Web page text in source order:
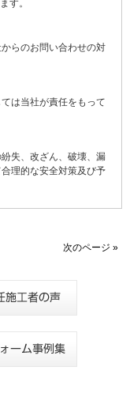
す。
らのお問い合わせの対
は当社が責任をもって
失、改ざん、破壊、漏
理的な安全対策及び予
次のページ »